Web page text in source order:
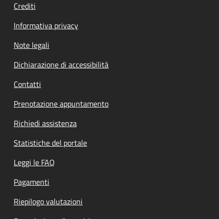
Crediti
Informativa privacy
Note legali
Dichiarazione di accessibilità
Contatti
Prenotazione appuntamento
Richiedi assistenza
Statistiche del portale
Leggi le FAQ
Pagamenti
Riepilogo valutazioni